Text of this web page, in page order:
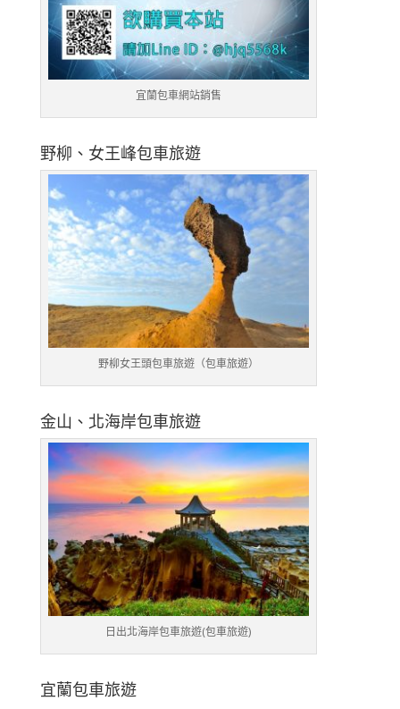
宜蘭包車網站銷售
野柳、女王峰包車旅遊
野柳女王頭包車旅遊（包車旅遊）
金山、北海岸包車旅遊
日出北海岸包車旅遊(包車旅遊)
宜蘭包車旅遊